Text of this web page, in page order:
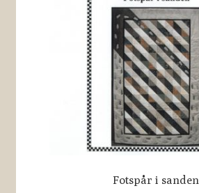
Fotspår i sanden